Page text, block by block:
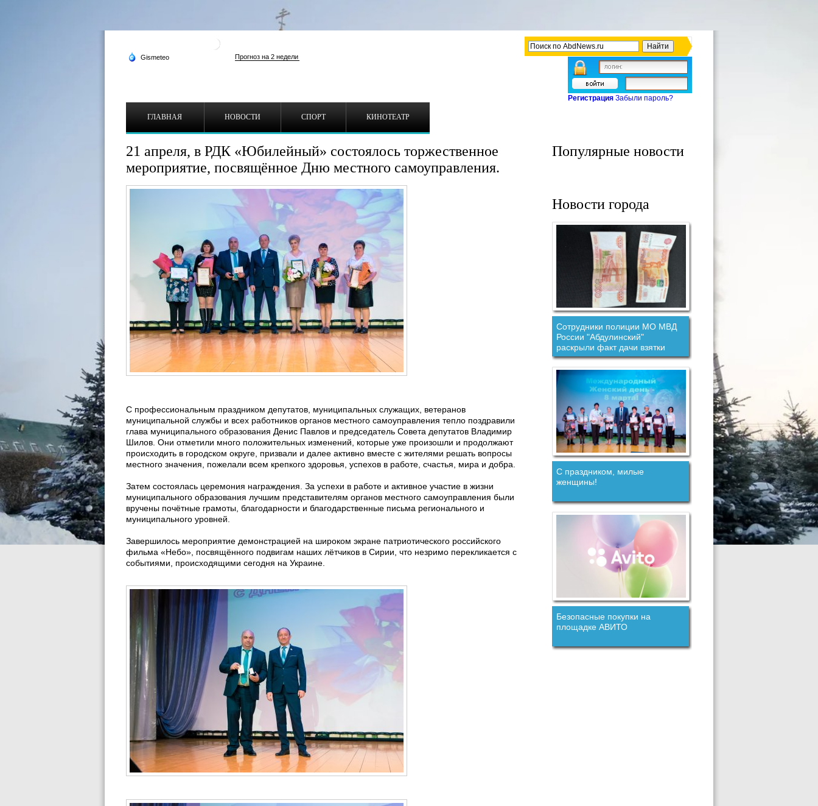
Регистрация Забыли пароль?
ГЛАВНАЯ НОВОСТИ СПОРТ КИНОТЕАТР
21 апреля, в РДК «Юбилейный» состоялось торжественное
мероприятие, посвящённое Дню местного самоуправления.
С профессиональным праздником депутатов, муниципальных служащих, ветеранов
муниципальной службы и всех работников органов местного самоуправления тепло поздравили
глава муниципального образования Денис Павлов и председатель Совета депутатов Владимир
Шилов. Они отметили много положительных изменений, которые уже произошли и продолжают
происходить в городском округе, призвали и далее активно вместе с жителями решать вопросы
местного значения, пожелали всем крепкого здоровья, успехов в работе, счастья, мира и добра.
Затем состоялась церемония награждения. За успехи в работе и активное участие в жизни
муниципального образования лучшим представителям органов местного самоуправления были
вручены почётные грамоты, благодарности и благодарственные письма регионального и
муниципального уровней.
Завершилось мероприятие демонстрацией на широком экране патриотического российского
фильма «Небо», посвящённого подвигам наших лётчиков в Сирии, что незримо перекликается с
событиями, происходящими сегодня на Украине.
Популярные новости
Новости города
Сотрудники полиции МО МВД
России "Абдулинский"
раскрыли факт дачи взятки
должностному лицу.
С праздником, милые
женщины!
Безопасные покупки на
площадке АВИТО